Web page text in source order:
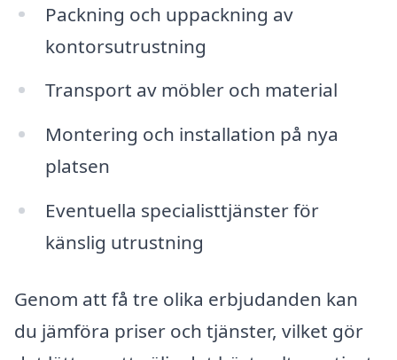
Packning och uppackning av
kontorsutrustning
Transport av möbler och material
Montering och installation på nya
platsen
Eventuella specialisttjänster för
känslig utrustning
Genom att få tre olika erbjudanden kan
du jämföra priser och tjänster, vilket gör